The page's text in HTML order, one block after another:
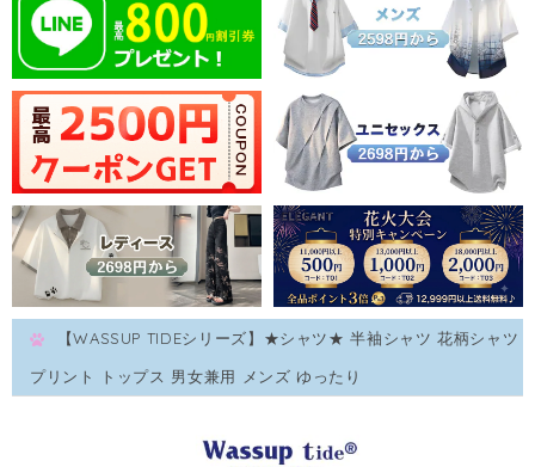
【WASSUP TIDEシリーズ】★シャツ★ 半袖シャツ 花柄シャツ
プリント トップス 男女兼用 メンズ ゆったり